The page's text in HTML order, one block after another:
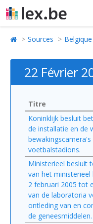
Sources Belgique
22 Février
Titre
Koninklijk besluit
de installatie en de
bewakingscamera's
voetbalstadions.
Ministerieel besluit
van het ministerieel
2 februari 2005 tot
van de laboratoria
ontleding van en
de geneesmiddelen.